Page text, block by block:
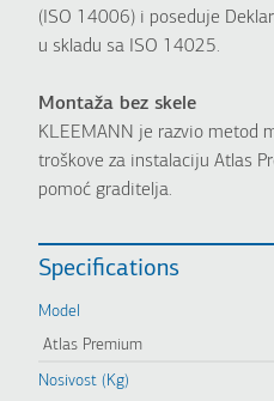
(ISO 14006) i poseduje
u skladu sa ISO 14025.
Montaža bez skele
KLEEMANN je razvio metod
troškove za instalaciju Atlas
pomoć graditelja.
Specifications
Model
Atlas Premium
Nosivost (Kg)